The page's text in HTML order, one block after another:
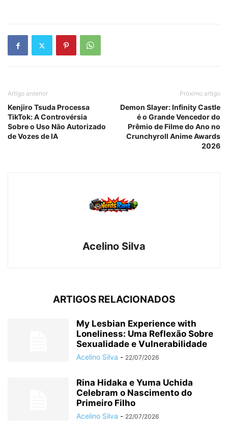
Artigo anterior
Kenjiro Tsuda Processa
TikTok: A Controvérsia
Sobre o Uso Não Autorizado
de Vozes de IA
Próximo artigo
Demon Slayer: Infinity Castle
é o Grande Vencedor do
Prêmio de Filme do Ano no
Crunchyroll Anime Awards
2026
Acelino Silva
ARTIGOS RELACIONADOS
My Lesbian Experience with
Loneliness: Uma Reflexão Sobre
Sexualidade e Vulnerabilidade
Acelino Silva - 22/07/2026
Rina Hidaka e Yuma Uchida
Celebram o Nascimento do
Primeiro Filho
Acelino Silva - 22/07/2026